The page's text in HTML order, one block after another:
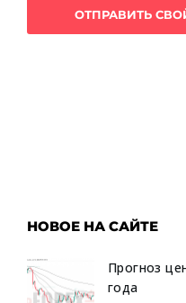
НОВОЕ НА САЙТЕ
Прогноз
года